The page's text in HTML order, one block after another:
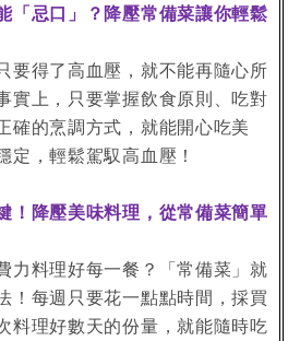
「忌口」？降壓常備菜讓你輕鬆
得了高血壓，就不能再隨心所
實上，只要掌握飲食原則、吃對
確的烹調方式，就能開心吃美
定，輕鬆駕馭高血壓！
！降壓美味料理，從常備菜簡單
料理好每一餐？「常備菜」就
！每週只要花一點點時間，採買
料理好數天的份量，就能隨時吃